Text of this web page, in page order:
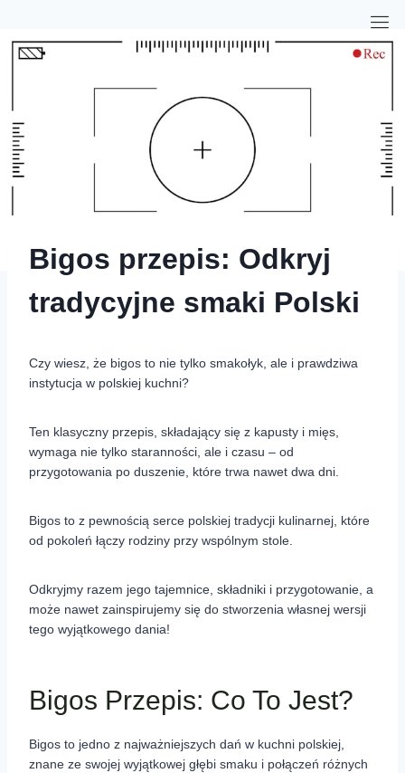
Bigos przepis: Odkryj
tradycyjne smaki Polski
Czy wiesz, że bigos to nie tylko smakołyk, ale i prawdziwa
instytucja w polskiej kuchni?
Ten klasyczny przepis, składający się z kapusty i mięs,
wymaga nie tylko staranności, ale i czasu – od
przygotowania po duszenie, które trwa nawet dwa dni.
Bigos to z pewnością serce polskiej tradycji kulinarnej, które
od pokoleń łączy rodziny przy wspólnym stole.
Odkryjmy razem jego tajemnice, składniki i przygotowanie, a
może nawet zainspirujemy się do stworzenia własnej wersji
tego wyjątkowego dania!
Bigos Przepis: Co To Jest?
Bigos to jedno z najważniejszych dań w kuchni polskiej,
znane ze swojej wyjątkowej głębi smaku i połączeń różnych